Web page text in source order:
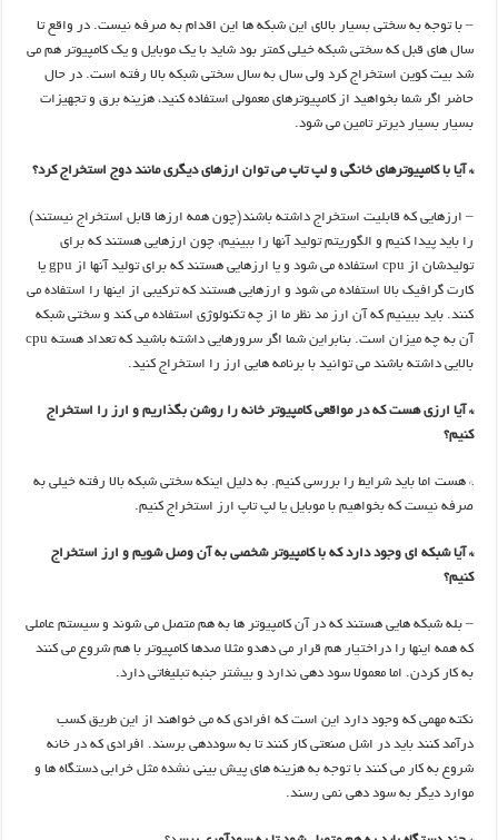
– با توجه به سختی بسیار بالای این شبکه ها این اقدام به صرفه نیست. در واقع تا
سال های قبل که سختی شبکه خیلی کمتر بود شاید با یک موبایل و یک کامپیوتر هم می
شد بیت کوین استخراج کرد ولی سال به سال سختی شبکه بالا رفته است. در حال
حاضر اگر شما بخواهید از کامپیوترهای معمولی استفاده کنید، هزینه برق و تجهیزات
بسیار بسیار دیرتر تامین می شود.
* آیا با کامپیوترهای خانگی و لپ تاپ می توان ارزهای دیگری مانند دوج استخراج کرد؟
– ارزهایی که قابلیت استخراج داشته باشند(چون همه ارزها قابل استخراج نیستند)
را باید پیدا کنیم و الگوریتم تولید آنها را ببینیم، چون ارزهایی هستند که برای
تولیدشان از cpu استفاده می شود و یا ارزهایی هستند که برای تولید آنها از gpu یا
کارت گرافیک بالا استفاده می شود و ارزهایی هستند که ترکیبی از اینها را استفاده می
کنند. باید ببینیم که آن ارز مد نظر ما از چه تکنولوژی استفاده می کند و سختی شبکه
آن به چه میزان است. بنابراین شما اگر سرورهایی داشته باشید که تعداد هسته cpu
بالایی داشته باشند می توانید با برنامه هایی ارز را استخراج کنید.
* آیا ارزی هست که در مواقعی کامپیوتر خانه را روشن بگذاریم و ارز را استخراج
کنیم؟
* هست اما باید شرایط را بررسی کنیم. به دلیل اینکه سختی شبکه بالا رفته خیلی به
صرفه نیست که بخواهیم با موبایل یا لپ تاپ ارز استخراج کنیم.
* آیا شبکه ای وجود دارد که با کامپیوتر شخصی به آن وصل شویم و ارز استخراج
کنیم؟
– بله شبکه هایی هستند که در آن کامپیوتر ها به هم متصل می شوند و سیستم عاملی
که همه اینها را دراختیار هم قرار می دهدو مثلا صدها کامپیوتر با هم شروع می کنند
به کار کردن. اما معمولا سود دهی ندارد و بیشتر جنبه تبلیغاتی دارد.
نکته مهمی که وجود دارد این است که افرادی که می خواهند از این طریق کسب
درآمد کنند باید در اشل صنعتی کار کنند تا به سوددهی برسند. افرادی که در خانه
شروع به کار می کنند با توجه به هزینه های پیش بینی نشده مثل خرابی دستگاه ها و
موارد دیگر به سود دهی نمی رسند.